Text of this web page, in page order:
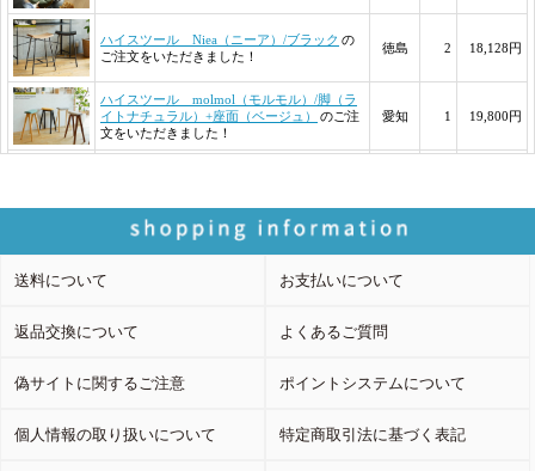
送料について お支払いについて
返品交換について よくあるご質問
偽サイトに関するご注意 ポイントシステムについて
個人情報の取り扱いについて 特定商取引法に基づく表記